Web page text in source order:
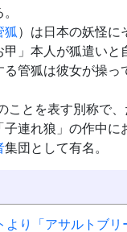
狐）は日本の妖怪に
」本人が狐遣いと
る管狐は彼女が操っ
ことを表す別称で
連れ狼」の作中に
集団として有名。
より「アサルトブ